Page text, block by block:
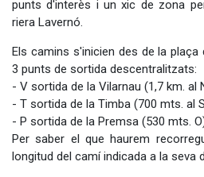
punts d'interès i un xic de zona
riera Lavernó.
Els camins s'inicien des de la
3 punts de sortida descentralitzats:
- V sortida de la Vilarnau (1,7 km. al
- T sortida de la Timba (700 mts. al
- P sortida de la Premsa (530 mts.
Per saber el que haurem
longitud del camí indicada a la seva